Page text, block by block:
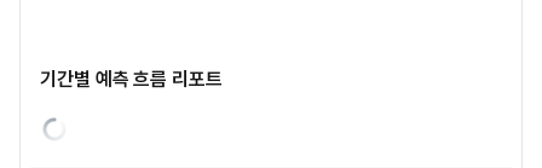
기간별 예측 흐름 리포트